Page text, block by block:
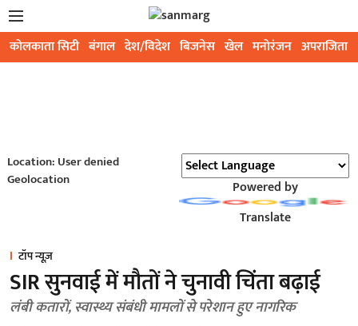
कोलकाता सिटी बंगाल देश/विदेश बिजनेस खेल मनोरंजन अपराजिता
Location: User denied
Geolocation
Powered by
Translate
टॉप न्यूज़
SIR सुनवाई में मौतों ने चुनावी चिंता बढ़ाई
लंबी कतारों, स्वास्थ्य संबंधी मामलों से परेशान हुए नागरिक